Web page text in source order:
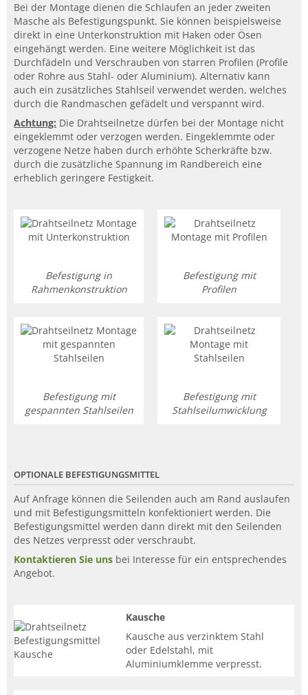
Bei der Montage dienen die Schlaufen an jeder zweiten
Masche als Befestigungspunkt. Sie können beispielsweise
direkt in eine Unterkonstruktion mit Haken oder Ösen
eingehängt werden. Eine weitere Möglichkeit ist das
Durchfädeln und Verschrauben von starren Profilen (Profile
oder Rohre aus Stahl- oder Aluminium). Alternativ kann
auch ein zusätzliches Stahlseil verwendet werden, welches
durch die Randmaschen gefädelt und verspannt wird.
Achtung: Die Drahtseilnetze dürfen bei der Montage nicht
eingeklemmt oder verzogen werden. Eingeklemmte oder
verzogene Netze haben durch erhöhte Scherkräfte bzw.
durch die zusätzliche Spannung im Randbereich eine
erheblich geringere Festigkeit.
Befestigung in
Rahmenkonstruktion
Befestigung mit
Profilen
Befestigung mit
gespannten Stahlseilen
Befestigung mit
Stahlseilumwicklung
OPTIONALE BEFESTIGUNGSMITTEL
Auf Anfrage können die Seilenden auch am Rand auslaufen
und mit Befestigungsmitteln konfektioniert werden. Die
Befestigungsmittel werden dann direkt mit den Seilenden
des Netzes verpresst oder verschraubt.
Kontaktieren Sie uns bei Interesse für ein entsprechendes
Angebot.
Kausche
Kausche aus verzinktem Stahl
oder Edelstahl, mit
Aluminiumklemme verpresst.